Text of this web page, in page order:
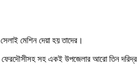
মেশিন দেয়া হয় তাদের।
ফেরদৌসীসহ সহ একই উপজেলার আরো তিন দরিদ্র